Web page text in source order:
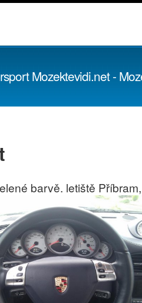
Mozektevidi.net -
barvě. letiště Příbram,